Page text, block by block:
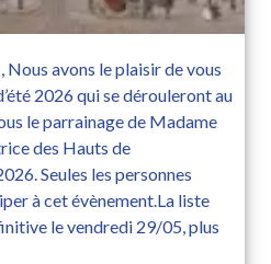
avons le plaisir de vous
2026 qui se dérouleront au
le parrainage de Madame
des Hauts de
Seules les personnes
à cet évènement.La liste
le vendredi 29/05, plus